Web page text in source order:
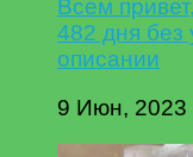
Всем
482 дня без
описании
9 Июн, 2023